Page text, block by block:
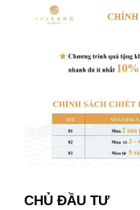
CHỦ ĐẦU TƯ